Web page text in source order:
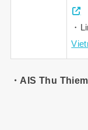
・
・AIS Thu Thiem